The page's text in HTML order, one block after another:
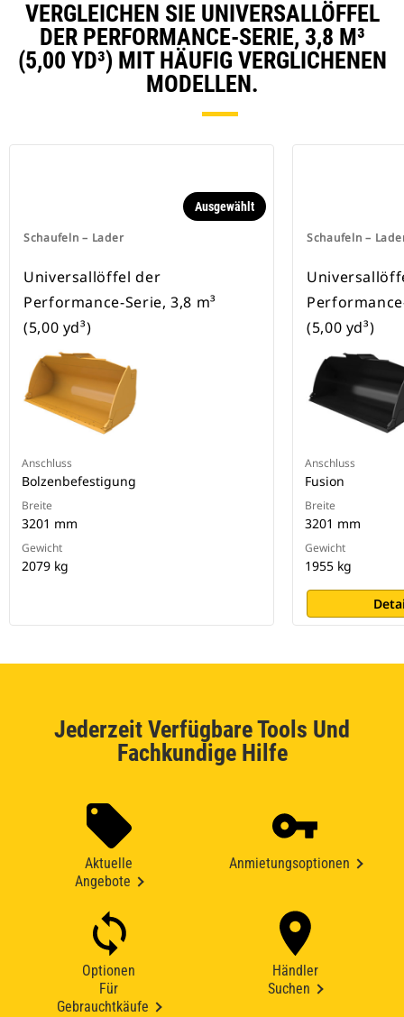
VERGLEICHEN SIE UNIVERSALLÖFFEL
DER PERFORMANCE-SERIE, 3,8 M³
(5,00 YD³) MIT HÄUFIG VERGLICHENEN
MODELLEN.
Schaufeln – Lader
Ausgewählt
Universallöffel der
Performance-Serie, 3,8 m³
(5,00 yd³)
Anschluss
Bolzenbefestigung
Breite
3201 mm
Gewicht
2079 kg
Schaufeln –
(5,00 yd³)
Anschluss
Fusion
Breite
3201 mm
Gewicht
1955 kg
Jederzeit Verfügbare Tools Und
Fachkundige Hilfe
Aktuelle
Angebote
Anmietungsoptionen
Optionen
Für
Gebrauchtkäufe
Händler
Suchen